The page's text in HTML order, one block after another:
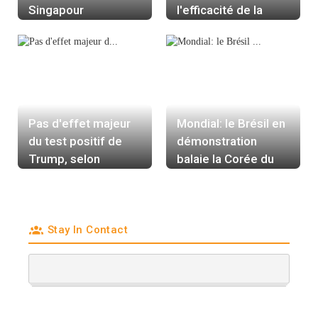
Singapour
l'efficacité de la
de la BCE, dit
Pas d'effet majeur
du test positif de
Trump, selon
Mondial: le Brésil en
démonstration
balaie la Corée du
Stay In Contact